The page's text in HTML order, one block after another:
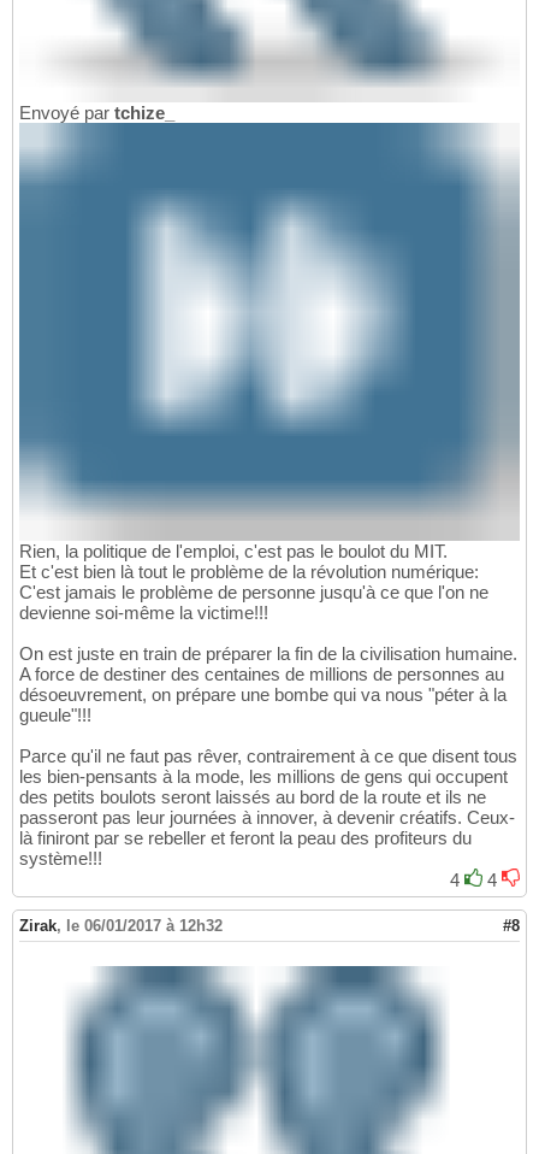
Envoyé par tchize_
Rien, la politique de l'emploi, c'est pas le boulot du MIT.
Et c'est bien là tout le problème de la révolution numérique:
C'est jamais le problème de personne jusqu'à ce que l'on ne
devienne soi-même la victime!!!
On est juste en train de préparer la fin de la civilisation humaine.
A force de destiner des centaines de millions de personnes au
désoeuvrement, on prépare une bombe qui va nous "péter à la
gueule"!!!
Parce qu'il ne faut pas rêver, contrairement à ce que disent tous
les bien-pensants à la mode, les millions de gens qui occupent
des petits boulots seront laissés au bord de la route et ils ne
passeront pas leur journées à innover, à devenir créatifs. Ceux-
là finiront par se rebeller et feront la peau des profiteurs du
système!!!
4
4
Zirak, le 06/01/2017 à 12h32 #8